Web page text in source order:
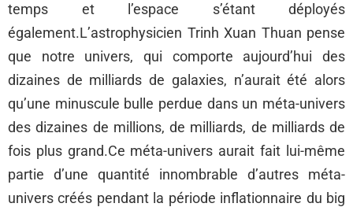
temps et l’espace s’étant déployés
également.L’astrophysicien Trinh Xuan Thuan pense
que notre univers, qui comporte aujourd’hui des
dizaines de milliards de galaxies, n’aurait été alors
qu’une minuscule bulle perdue dans un méta-univers
des dizaines de millions, de milliards, de milliards de
fois plus grand.Ce méta-univers aurait fait lui-même
partie d’une quantité innombrable d’autres méta-
univers créés pendant la période inflationnaire du big